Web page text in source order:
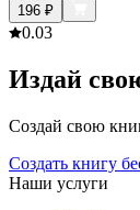
196 ₽
0.03
Издай
Создай свою
Создать книгу
Наши услуги